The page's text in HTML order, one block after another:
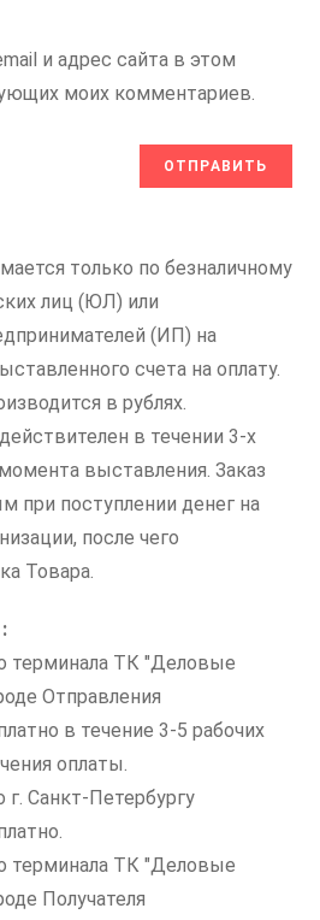
и адрес сайта в этом
моих комментариев.
только по безналичному
лиц (ЮЛ) или
(ИП) на
счета на оплату.
в рублях.
в течении 3-х
выставления. Заказ
при поступлении денег на
после чего
Товара.
терминала ТК "Деловые
Отправления
в течение 3-5 рабочих
оплаты.
Санкт-Петербургу
терминала ТК "Деловые
Получателя